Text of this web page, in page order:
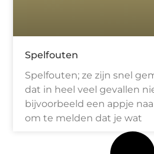
Spelfouten
Spelfouten; ze zijn snel
dat in heel veel gevallen
bijvoorbeeld een appje
om te melden dat je wat